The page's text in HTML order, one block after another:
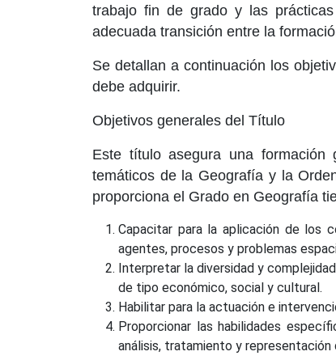
trabajo fin de grado y las
adecuada transición entre la
Se detallan a continuación los
debe adquirir.
Objetivos generales del Título
Este título asegura una formación
temáticos de la Geografía y la
proporciona el Grado en Geografía
Capacitar para la aplicación de los
agentes, procesos y problemas
Interpretar la diversidad y
de tipo económico, social y cultural.
Habilitar para la actuación e
Proporcionar las habilidades
análisis, tratamiento y